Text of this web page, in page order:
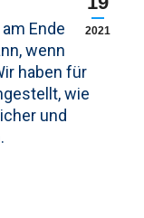
2021
Ende
wenn
haben für
wie
und